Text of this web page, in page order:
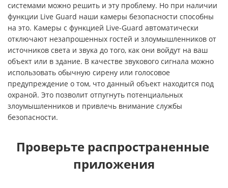
системами можно решить и эту проблему. Но при наличии
функции Live Guard наши камеры безопасности способны
на это. Камеры с функцией Live-Guard автоматически
отключают незапрошенных гостей и злоумышленников от
источников света и звука до того, как они войдут на ваш
объект или в здание. В качестве звукового сигнала можно
использовать обычную сирену или голосовое
предупреждение о том, что данный объект находится под
охраной. Это позволит отпугнуть потенциальных
злоумышленников и привлечь внимание службы
безопасности.
Проверьте распространенные
приложения